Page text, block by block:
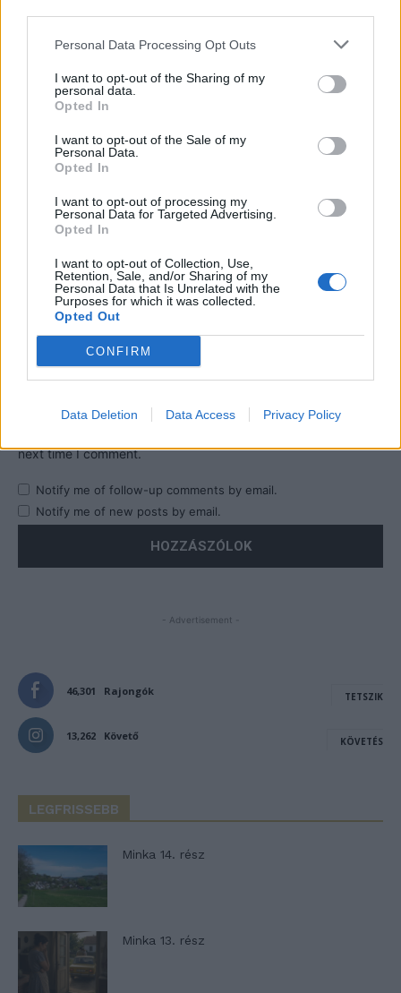
Personal Data Processing Opt Outs
I want to opt-out of the Sharing of my
personal data.
Opted In
I want to opt-out of the Sale of my
Personal Data.
Opted In
I want to opt-out of processing my
Personal Data for Targeted Advertising.
Opted In
I want to opt-out of Collection, Use,
Retention, Sale, and/or Sharing of my
Personal Data that Is Unrelated with the
Purposes for which it was collected.
Opted Out
CONFIRM
Data Deletion Data Access Privacy Policy
HOZZÁSZÓLOK A CIKKHEZ
next time I comment.
Notify me of follow-up comments by email.
Notify me of new posts by email.
- Advertisement -
46,301 Rajongók TETSZIK
13,262 Követő KÖVETÉS
LEGFRISSEBB
Minka 14. rész
Minka 13. rész